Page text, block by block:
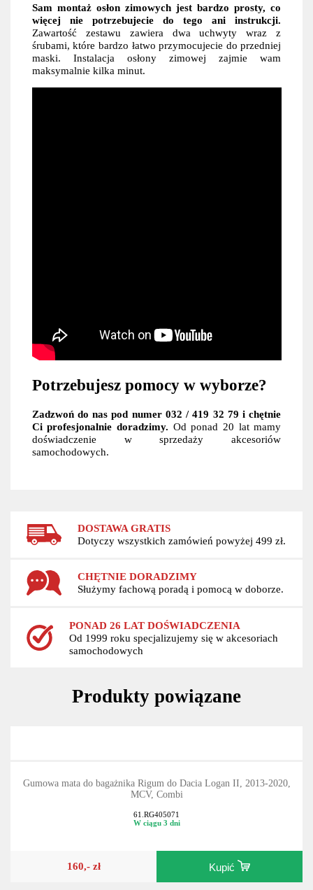
Sam montaż osłon zimowych jest bardzo prosty, co
więcej nie potrzebujecie do tego ani instrukcji.
Zawartość zestawu zawiera dwa uchwyty wraz z
śrubami, które bardzo łatwo przymocujecie do przedniej
maski. Instalacja osłony zimowej zajmie wam
maksymalnie kilka minut.
Potrzebujesz pomocy w wyborze?
Zadzwoń do nas pod numer 032 / 419 32 79 i chętnie
Ci profesjonalnie doradzimy. Od ponad 20 lat mamy
doświadczenie w sprzedaży akcesoriów
samochodowych.
DOSTAWA GRATIS
Dotyczy wszystkich zamówień powyżej 499 zł.
CHĘTNIE DORADZIMY
Służymy fachową poradą i pomocą w doborze.
PONAD 26 LAT DOŚWIADCZENIA
Od 1999 roku specjalizujemy się w akcesoriach
samochodowych
Produkty powiązane
Gumowa mata do bagażnika Rigum do Dacia Logan II, 2013-2020,
MCV, Combi
61.RG405071
W ciągu 3 dni
160,- zł Kupić